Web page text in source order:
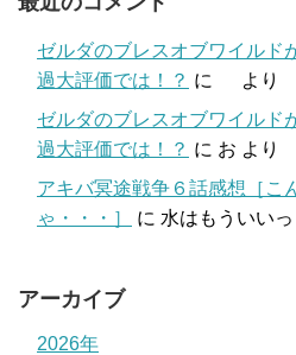
ゼルダのブレスオブワイルド
過大評価では！？ に
より
ゼルダのブレスオブワイルド
過大評価では！？ に お より
アキバ冥途戦争６話感想［こ
ゃ・・・］
に 水はもういいっ
アーカイブ
2026年